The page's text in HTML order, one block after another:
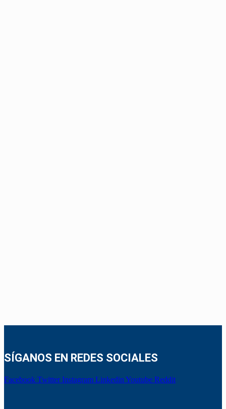
SÍGANOS EN REDES SOCIALES
Facebook Twitter Instagram Linkedin Youtube Reddit